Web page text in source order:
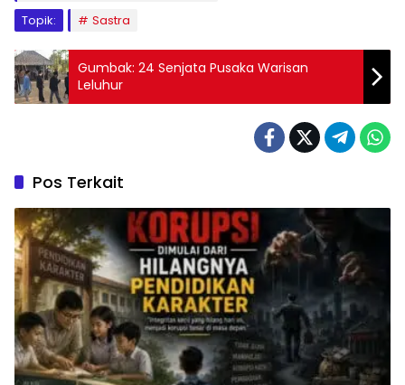
Topik:
Sastra
Gumbak: 24 Senjata Pusaka Warisan
Leluhur
Pos Terkait